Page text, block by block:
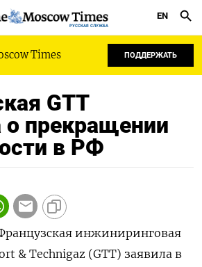
РУССКАЯ СЛУЖБА
EN
Times ПОДДЕРЖАТЬ
GTT
о прекращении
в РФ
инжиниринговая
& Technigaz (GTT) заявила в